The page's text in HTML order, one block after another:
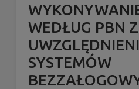
WEDŁUG PBN Z
SYSTEMÓW